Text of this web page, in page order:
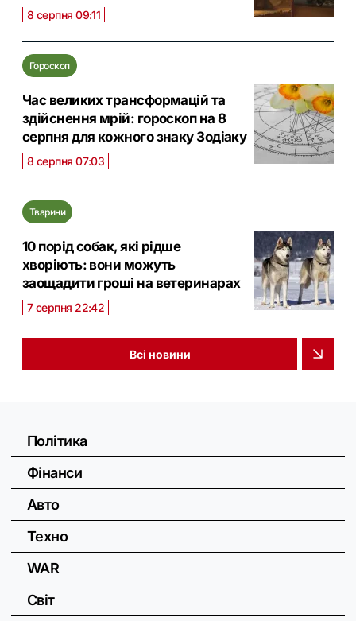
8 серпня 09:11
Гороскоп
Час великих трансформацій та
здійснення мрій: гороскоп на 8
серпня для кожного знаку Зодіаку
8 серпня 07:03
Тварини
10 порід собак, які рідше
хворіють: вони можуть
заощадити гроші на ветеринарах
7 серпня 22:42
Всі новини
Політика
Фінанси
Авто
Техно
WAR
Світ